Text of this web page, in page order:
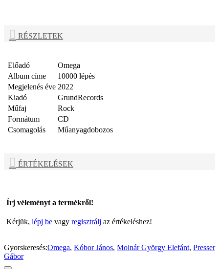
RÉSZLETEK
Előadó
Omega
Album címe
10000 lépés
Megjelenés éve 2022
Kiadó
GrundRecords
Műfaj
Rock
Formátum
CD
Csomagolás
Műanyagdobozos
ÉRTÉKELÉSEK
Írj véleményt a termékről!
Kérjük, lépj be vagy regisztrálj az értékeléshez!
Gyorskeresés:Omega, Kóbor János, Molnár György Elefánt, Presser
Gábor